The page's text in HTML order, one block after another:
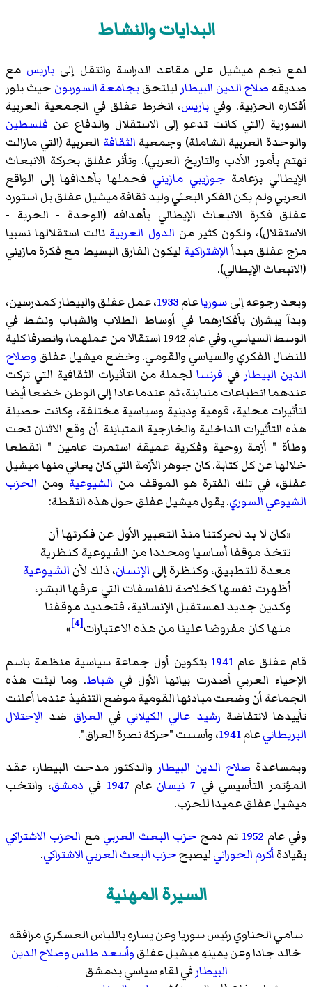
البدايات والنشاط
لمع نجم ميشيل على مقاعد الدراسة وانتقل إلى باريس مع
صديقه صلاح الدين البيطار ليلتحقبجامعة السوربون حيث بلور
أفكاره الحزبية. وفيباريس، انخرط عفلق في الجمعية العربية
السورية (التي كانت تدعو إلى الاستقلال والدفاع عن فلسطين
والوحدة العربية الشاملة) وجمعية الثقافة العربية (التي مازالت
تهتم بأمور الأدب والتاريخ العربي). وتأثر عفلق بحركة الانبعاث
الإيطالي بزعامة جوزيبي مازيني فحملها بأهدافها إلى الواقع
العربي ولم يكن الفكر البعثي وليد ثقافة ميشيل عفلق بل استورد
عفلق فكرة الانبعاث الإيطالي بأهدافه (الوحدة - الحرية -
الاستقلال)، ولكون كثير من الدول العربية نالت استقلالها نسبيا
مزج عفلق مبدأالإشتراكية ليكون الفارق البسيط مع فكرة مازيني
(الانبعاث الإيطالي).
وبعد رجوعه إلىسورياعام1933، عمل عفلق والبيطار كمدرسين،
وبدآ يبشران بأفكارهما في أوساط الطلاب والشباب ونشط في
الوسط السياسي. وفي عام 1942 استقالا من عملهما، وانصرفا كلية
للنضال الفكري والسياسي والقومي. وخضع ميشيل عفلق وصلاح
الدين البيطار في فرنسالجملة من التأثيرات الثقافية التي تركت
عندهما انطباعات متباينة، ثم عندما عادا إلى الوطن خضعا أيضا
لتأثيرات محلية، قومية ودينية وسياسية مختلفة، وكانت حصيلة
هذه التأثيرات الداخلية والخارجية المتباينة أن وقع الاثنان تحت
وطأة " أزمة روحية وفكرية عميقة استمرت عامين " انقطعا
خلالها عن كل كتابة. كان جوهر الأزمة التي كان يعاني منها ميشيل
عفلق، في تلك الفترة هو الموقف من الشيوعية ومن الحزب
الشيوعي السوري. يقول ميشيل عفلق حول هذه النقطة:
«كان لا بد لحركتنا منذ التعبير الأول عن فكرتها أن
تتخذ موقفا أساسيا ومحددا من الشيوعية كنظرية
معدة للتطبيق، وكنظرة إلى الإنسان، ذلك لأن الشيوعية
أظهرت نفسها كخلاصة للفلسفات التي عرفها البشر،
وكدين جديد لمستقبل الإنسانية، فتحديد موقفنا
منها كان مفروضا علينا من هذه الاعتبارات[4]
»
قام عفلق عام1941 بتكوين أول جماعة سياسية منظمة باسم
الإحياء العربي أصدرت بيانها الأول في شباط. وما لبثت هذه
الجماعة أن وضعت مبادئها القومية موضع التنفيذ عندما أعلنت
تأييدها لانتفاضة رشيد عالي الكيلاني في العراق ضد الإحتلال
البريطانيعام1941، وأسست "حركة نصرة العراق".
وبمساعدة صلاح الدين البيطار والدكتور مدحت البيطار، عقد
المؤتمر التأسيسي في 7 نيسان عام 1947 في دمشق، وانتخب
ميشيل عفلق عميدا للحزب.
وفي عام 1952 تم دمج حزب البعث العربي مع الحزب الاشتراكي
بقيادةأكرم الحورانيليصبححزب البعث العربي الاشتراكي.
السيرة المهنية
سامي الحناوي رئيس سوريا وعن يسارهِ باللباس العسكري مرافقه
خالد جادا وعن يمينهِ ميشيل عفلقوأسعد طلسوصلاح الدين
البيطارفي لقاء سياسي بدمشق